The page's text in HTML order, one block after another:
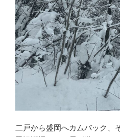
二戸から盛岡へカムバック、